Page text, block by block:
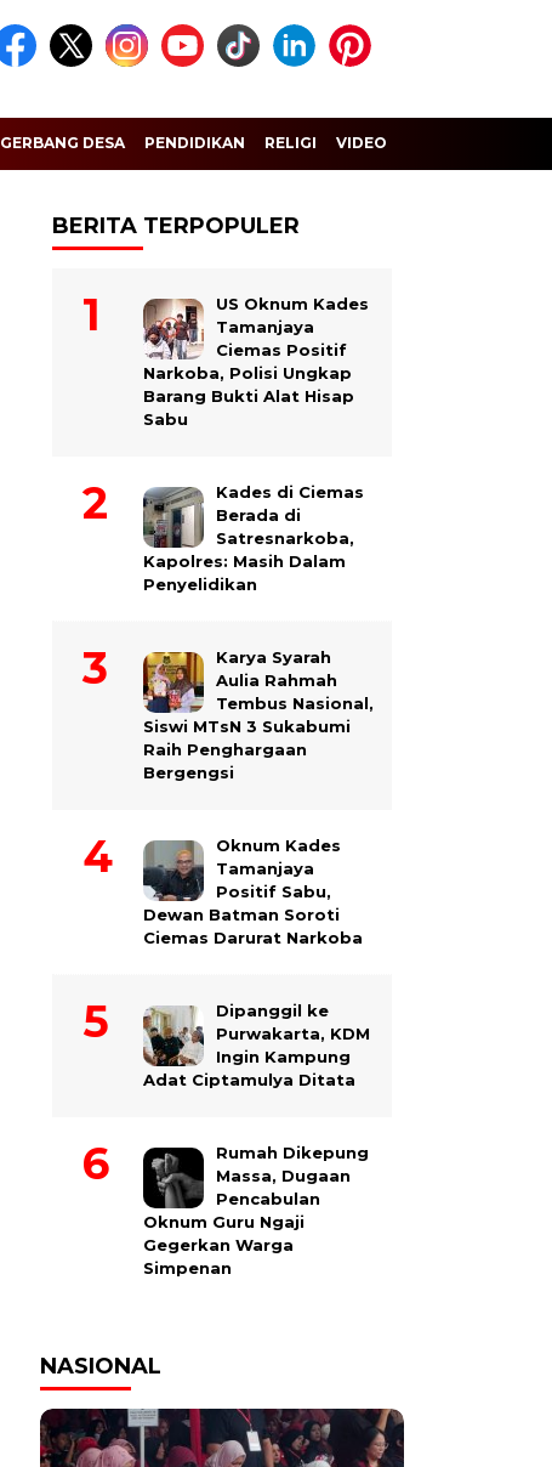
GERBANG DESA PENDIDIKAN RELIGI VIDEO
BERITA TERPOPULER
US Oknum Kades
Tamanjaya
Ciemas Positif
Narkoba, Polisi Ungkap
Barang Bukti Alat Hisap
Sabu
Kades di Ciemas
Berada di
Satresnarkoba,
Kapolres: Masih Dalam
Penyelidikan
Karya Syarah
Aulia Rahmah
Tembus Nasional,
Siswi MTsN 3 Sukabumi
Raih Penghargaan
Bergengsi
Oknum Kades
Tamanjaya
Positif Sabu,
Dewan Batman Soroti
Ciemas Darurat Narkoba
Dipanggil ke
Purwakarta, KDM
Ingin Kampung
Adat Ciptamulya Ditata
Rumah Dikepung
Massa, Dugaan
Pencabulan
Oknum Guru Ngaji
Gegerkan Warga
Simpenan
NASIONAL